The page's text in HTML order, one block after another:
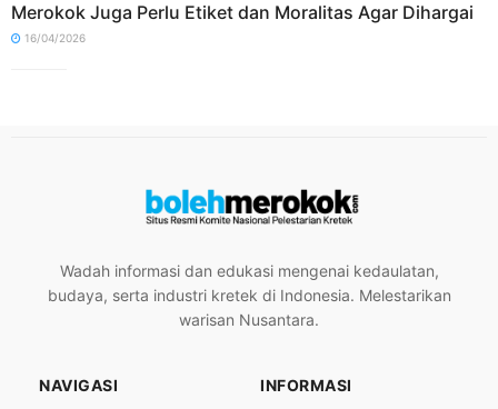
Merokok Juga Perlu Etiket dan Moralitas Agar Dihargai
16/04/2026
Wadah informasi dan edukasi mengenai kedaulatan,
budaya, serta industri kretek di Indonesia. Melestarikan
warisan Nusantara.
NAVIGASI INFORMASI